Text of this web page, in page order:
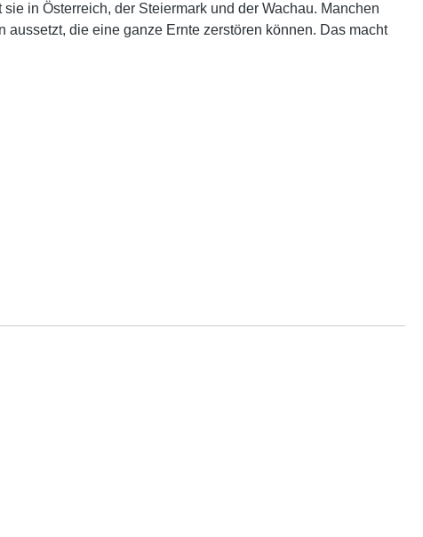
in Österreich, der Steiermark und der Wachau. Manchen
die eine ganze Ernte zerstören können. Das macht